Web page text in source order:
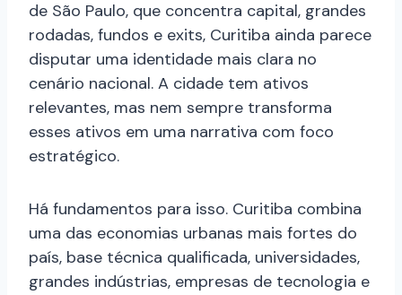
de São Paulo, que concentra capital, grandes
rodadas, fundos e exits, Curitiba ainda parece
disputar uma identidade mais clara no
cenário nacional. A cidade tem ativos
relevantes, mas nem sempre transforma
esses ativos em uma narrativa com foco
estratégico.
Há fundamentos para isso. Curitiba combina
uma das economias urbanas mais fortes do
país, base técnica qualificada, universidades,
grandes indústrias, empresas de tecnologia e